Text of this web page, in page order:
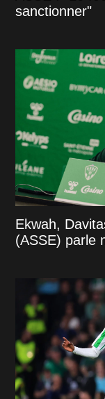
sanctionner"
Ekwah,
(ASSE) parle